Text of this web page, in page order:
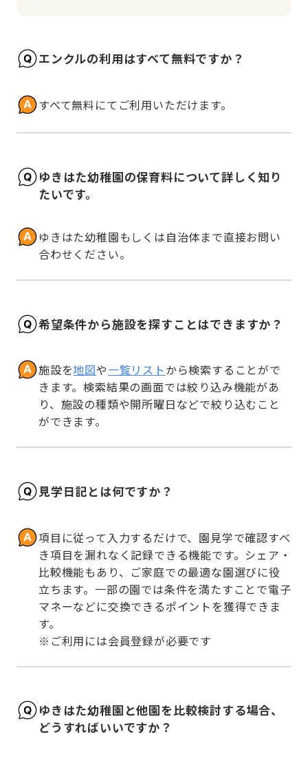
エンクルの利用はすべて無料ですか？
すべて無料にてご利用いただけます。
ゆきはた幼稚園の保育料について詳しく知り
たいです。
ゆきはた幼稚園もしくは自治体まで直接お問い
合わせください。
希望条件から施設を探すことはできますか？
施設を地図や一覧リストから検索することがで
きます。検索結果の画面では絞り込み機能があ
り、施設の種類や開所曜日などで絞り込むこと
ができます。
見学日記とは何ですか？
項目に従って入力するだけで、園見学で確認すべ
き項目を漏れなく記録できる機能です。シェア・
比較機能もあり、ご家庭での最適な園選びに役
立ちます。一部の園では条件を満たすことで電子
マネーなどに交換できるポイントを獲得できま
す。
※ご利用には会員登録が必要です
ゆきはた幼稚園と他園を比較検討する場合、
どうすればいいですか？